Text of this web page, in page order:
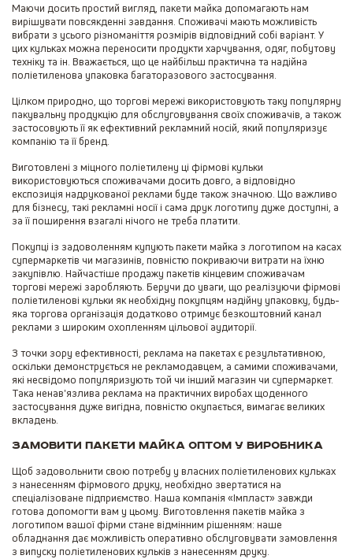
Маючи досить простий вигляд, пакети майка допомагають нам
вирішувати повсякденні завдання. Споживачі мають можливість
вибрати з усього різноманіття розмірів відповідний собі варіант. У
цих кульках можна переносити продукти харчування, одяг, побутову
техніку та ін. Вважається, що це найбільш практична та надійна
поліетиленова упаковка багаторазового застосування.
Цілком природно, що торгові мережі використовують таку популярну
пакувальну продукцію для обслуговування своїх споживачів, а також
застосовують її як ефективний рекламний носій, який популяризує
компанію та її бренд.
Виготовлені з міцного поліетилену ці фірмові кульки
використовуються споживачами досить довго, а відповідно
експозиція надрукованої реклами буде також значною. Що важливо
для бізнесу, такі рекламні носії і сама друк логотипу дуже доступні, а
за її поширення взагалі нічого не треба платити.
Покупці із задоволенням купують пакети майка з логотипом на касах
супермаркетів чи магазинів, повністю покриваючи витрати на їхню
закупівлю. Найчастіше продажу пакетів кінцевим споживачам
торгові мережі заробляють. Беручи до уваги, що реалізуючи фірмові
поліетиленові кульки як необхідну покупцям надійну упаковку, будь-
яка торгова організація додатково отримує безкоштовний канал
реклами з широким охопленням цільової аудиторії.
З точки зору ефективності, реклама на пакетах є результативною,
оскільки демонструється не рекламодавцем, а самими споживачами,
які несвідомо популяризують той чи інший магазин чи супермаркет.
Така ненав'язлива реклама на практичних виробах щоденного
застосування дуже вигідна, повністю окупається, вимагає великих
вкладень.
Замовити пакети майка оптом у виробника
Щоб задовольнити свою потребу у власних поліетиленових кульках
з нанесенням фірмового друку, необхідно звертатися на
спеціалізоване підприємство. Наша компанія «Імпласт» завжди
готова допомогти вам у цьому. Виготовлення пакетів майка з
логотипом вашої фірми стане відмінним рішенням: наше
обладнання дає можливість оперативно обслуговувати замовлення
з випуску поліетиленових кульків з нанесенням друку.